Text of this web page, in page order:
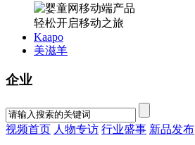
轻松开启移动之旅
Kaapo
美滋羊
企业
视频首页 人物专访 行业盛事 新品发布